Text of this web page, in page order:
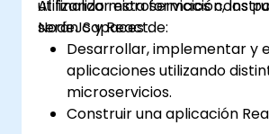
utilizando microservicios
NodeJS y React.
Al finalizar esta formación, los
serán capaces de:
Desarrollar, implementar y
aplicaciones utilizando
microservicios.
Construir una aplicación